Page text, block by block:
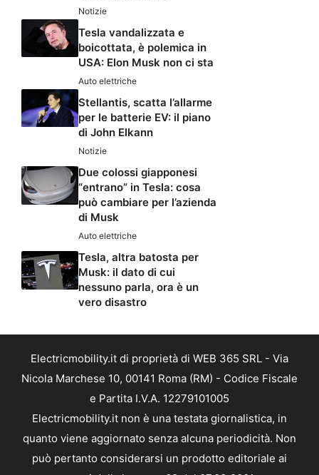
Notizie
Tesla vandalizzata e
boicottata, è polemica in
USA: Elon Musk non ci sta
Auto elettriche
Stellantis, scatta l’allarme
per le batterie EV: il piano
di John Elkann
Notizie
Due colossi giapponesi
“entrano” in Tesla: cosa
può cambiare per l’azienda
di Musk
Auto elettriche
Tesla, altra batosta per
Musk: il dato di cui
nessuno parla, ora è un
vero disastro
Electricmobility.it di proprietà di WEB 365 SRL - Via
Nicola Marchese 10, 00141 Roma (RM) - Codice Fiscale
e Partita I.V.A. 12279101005
Electricmobility.it non è una testata giornalistica, in
quanto viene aggiornato senza alcuna periodicità. Non
può pertanto considerarsi un prodotto editoriale ai